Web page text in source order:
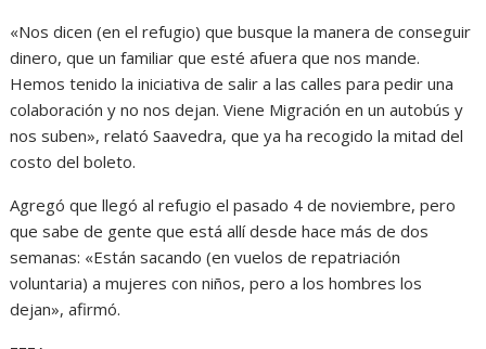
«Nos dicen (en el refugio) que busque la manera de conseguir
dinero, que un familiar que esté afuera que nos mande.
Hemos tenido la iniciativa de salir a las calles para pedir una
colaboración y no nos dejan. Viene Migración en un autobús y
nos suben», relató Saavedra, que ya ha recogido la mitad del
costo del boleto.
Agregó que llegó al refugio el pasado 4 de noviembre, pero
que sabe de gente que está allí desde hace más de dos
semanas: «Están sacando (en vuelos de repatriación
voluntaria) a mujeres con niños, pero a los hombres los
dejan», afirmó.